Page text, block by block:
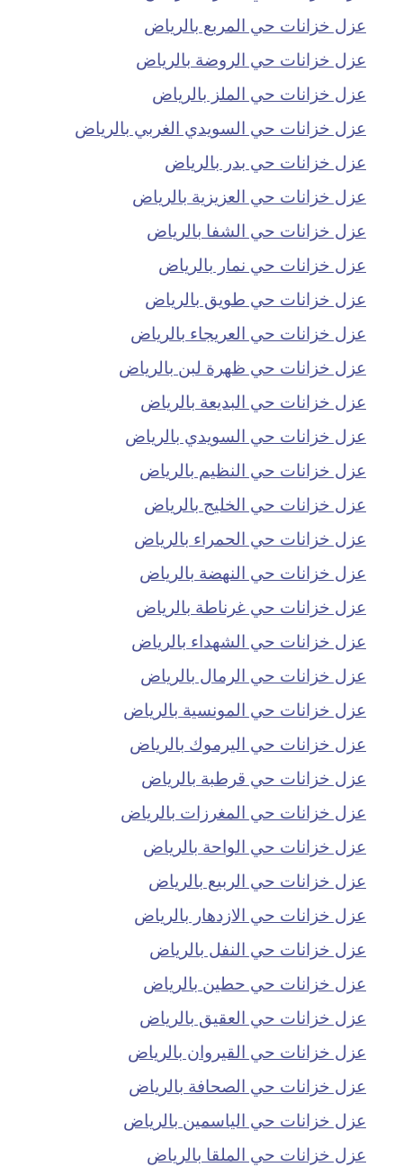
عزل خزانات حي المربع بالرياض
عزل خزانات حي الروضة بالرياض
عزل خزانات حي الملز بالرياض
عزل خزانات حي السويدي الغربي بالرياض
عزل خزانات حي بدر بالرياض
عزل خزانات حي العزيزية بالرياض
عزل خزانات حي الشفا بالرياض
عزل خزانات حي نمار بالرياض
عزل خزانات حي طويق بالرياض
عزل خزانات حي العريجاء بالرياض
عزل خزانات حي ظهرة لبن بالرياض
عزل خزانات حي البديعة بالرياض
عزل خزانات حي السويدي بالرياض
عزل خزانات حي النظيم بالرياض
عزل خزانات حي الخليج بالرياض
عزل خزانات حي الحمراء بالرياض
عزل خزانات حي النهضة بالرياض
عزل خزانات حي غرناطة بالرياض
عزل خزانات حي الشهداء بالرياض
عزل خزانات حي الرمال بالرياض
عزل خزانات حي المونسية بالرياض
عزل خزانات حي اليرموك بالرياض
عزل خزانات حي قرطبة بالرياض
عزل خزانات حي المغرزات بالرياض
عزل خزانات حي الواحة بالرياض
عزل خزانات حي الربيع بالرياض
عزل خزانات حي الازدهار بالرياض
عزل خزانات حي النفل بالرياض
عزل خزانات حي حطين بالرياض
عزل خزانات حي العقيق بالرياض
عزل خزانات حي القيروان بالرياض
عزل خزانات حي الصحافة بالرياض
عزل خزانات حي الياسمين بالرياض
عزل خزانات حي الملقا بالرياض